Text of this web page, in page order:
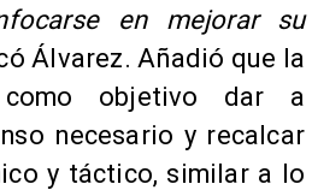
en mejorar su
Álvarez. Añadió que la
objetivo dar a
necesario y recalcar
y táctico, similar a lo